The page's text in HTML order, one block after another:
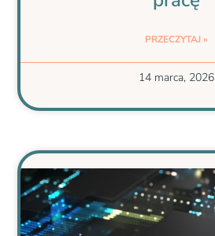
PRZECZYTAJ »
14 marca, 2026